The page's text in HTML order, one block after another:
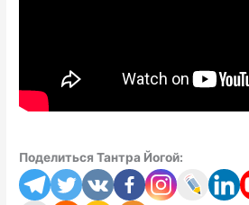
Поделиться Тантра Йогой: